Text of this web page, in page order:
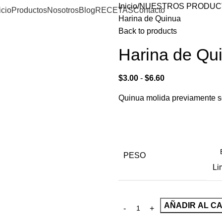
ProductosNosotrosBlogRECETASContacto
Inicio NUESTROS
Harina de Quinua
Back to products
Harina de
$3.00 - $6.60
Quinua molida previamente
PESO
AÑADIR AL